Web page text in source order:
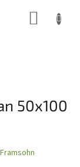
50x100
Framsohn